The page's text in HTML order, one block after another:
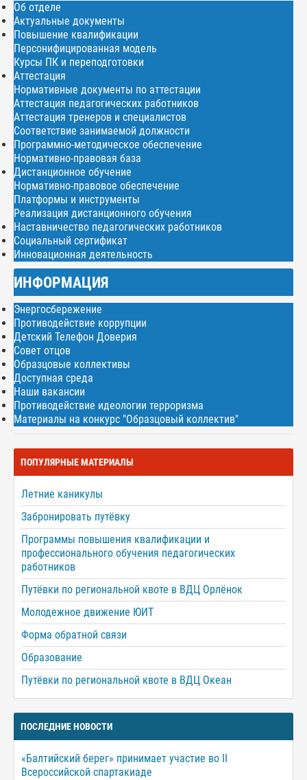
Об отделе
Актуальные документы
Повышение квалификации
Персонифицированная модель
Курсы ПК и переподготовки
Аттестация
Нормативные документы по аттестации
Аттестация педагогических работников
Аттестация тренеров и специалистов
Соответствие занимаемой должности
Программно-методическое обеспечение
Нормативно-правовая база
Дистанционное обучение
Нормативно-правовое обеспечение
Платформы и инструменты
Реализация дистанционного обучения
Наставничество педагогических работников
Социальный сертификат
Инновационная деятельность
ИНФОРМАЦИЯ
Энергосбережение
Противодействие коррупции
Детский Телефон Доверия
Совет отцов
Образцовые коллективы
Доступная среда
Наши вакансии
Противодействие идеологии терроризма
Материалы на конкурс "Образцовый коллектив"
ПОПУЛЯРНЫЕ МАТЕРИАЛЫ
Летние каникулы
Забронировать путёвку
Программы повышения квалификации и
профессионального обучения педагогических
работников
Путёвки по региональной квоте в ВДЦ Орлёнок
Молодежное движение ЮИТ
Форма обратной связи
Образование
Путёвки по региональной квоте в ВДЦ Океан
ПОСЛЕДНИЕ НОВОСТИ
«Балтийский берег» принимает участие во II
Всероссийской спартакиаде